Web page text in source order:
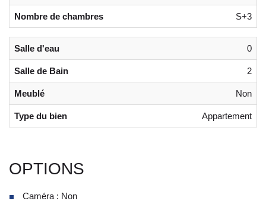
Nombre de chambres S+3
Salle d'eau 0
Salle de Bain 2
Meublé Non
Type du bien Appartement
OPTIONS
Caméra : Non